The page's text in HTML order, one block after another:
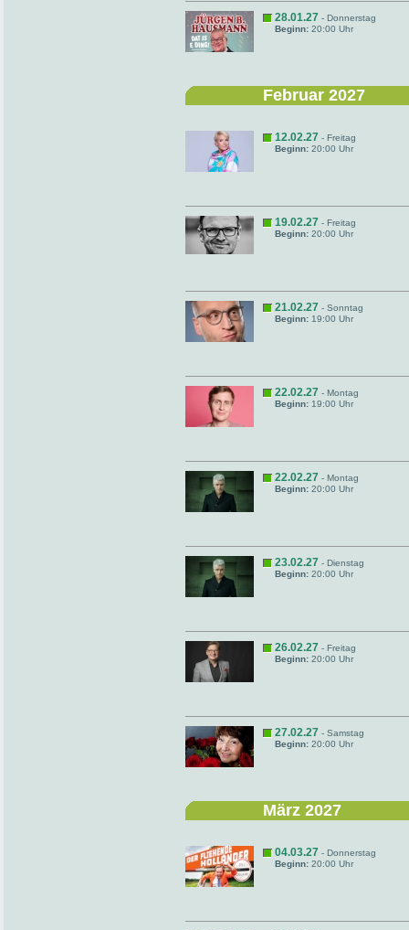
28.01.27 - Donnerstag
Beginn: 20:00 Uhr
Februar 2027
12.02.27 - Freitag
Beginn: 20:00 Uhr
19.02.27 - Freitag
Beginn: 20:00 Uhr
21.02.27 - Sonntag
Beginn: 19:00 Uhr
22.02.27 - Montag
Beginn: 19:00 Uhr
22.02.27 - Montag
Beginn: 20:00 Uhr
23.02.27 - Dienstag
Beginn: 20:00 Uhr
26.02.27 - Freitag
Beginn: 20:00 Uhr
27.02.27 - Samstag
Beginn: 20:00 Uhr
März 2027
04.03.27 - Donnerstag
Beginn: 20:00 Uhr